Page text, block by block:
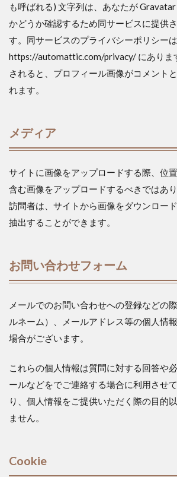
も呼ばれる) 文字列は、あなたが
かどうか確認するため同サービスに提供
す。同サービスのプライバシーポリシーは
https://automattic.com/privacy/ にありま
されると、プロフィール画像がコメント
れます。
メディア
サイトに画像をアップロードする際、位
含む画像をアップロードするべきではあ
訪問者は、サイトから画像をダウンロー
抽出することができます。
お問い合わせフォーム
メールでのお問い合わせへの登録などの
ルネーム）、メールアドレス等の個人情
場合がございます。
これらの個人情報は質問に対する回答や
ールなどをでご連絡する場合に利用させ
り、個人情報をご提供いただく際の目的
ません。
Cookie